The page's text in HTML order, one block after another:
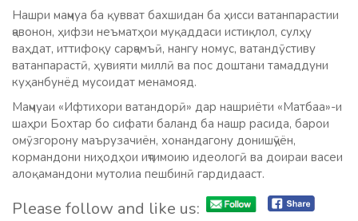
Нашри маҷмуа ба қувват бахшидан ба ҳисси ватанпарастии
ҷавонон, ҳифзи неъматҳои муқаддаси истиқлол, сулҳу
ваҳдат, иттифоқу сарҷамъӣ, нангу номус, ватандӯстиву
ватанпарастӣ, ҳувияти миллӣ ва пос доштани тамаддуни
куҳанбунёд мусоидат менамояд.
Маҷмуаи «Ифтихори ватандорӣ» дар нашриёти «Матбаа»-и
шаҳри Бохтар бо сифати баланд ба нашр расида, барои
омӯзгорону маърузачиён, хонандагону донишҷӯён,
кормандони ниҳодҳои иҷтимоию идеологӣ ва доираи васеи
алоқамандони мутолиа пешбинӣ гардидааст.
Please follow and like us: